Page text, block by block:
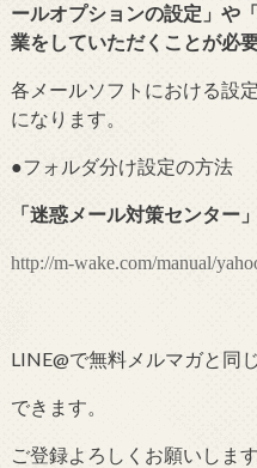
ールオプションの設定」や
業をしていただくことが必
各メールソフトにおける設
になります。
●フォルダ分け設定の方
「迷惑メール対策センター
http://m-wake.com/manual/
LINE@で無料メルマガと同
できます。
ご登録よろしくお願いします